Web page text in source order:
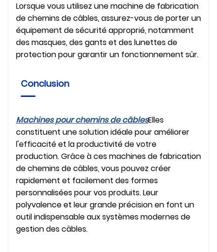
Lorsque vous utilisez une machine de fabrication
de chemins de câbles, assurez-vous de porter un
équipement de sécurité approprié, notamment
des masques, des gants et des lunettes de
protection pour garantir un fonctionnement sûr.
Conclusion
Machines pour chemins de câblesElles
constituent une solution idéale pour améliorer
l'efficacité et la productivité de votre
production. Grâce à ces machines de fabrication
de chemins de câbles, vous pouvez créer
rapidement et facilement des formes
personnalisées pour vos produits. Leur
polyvalence et leur grande précision en font un
outil indispensable aux systèmes modernes de
gestion des câbles.